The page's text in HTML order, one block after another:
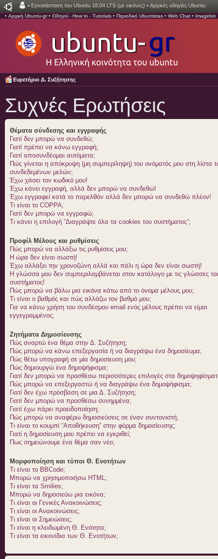
• Εγκατάσταση του Ubuntu 18.04 LTS (με εικόνες) • Αρχικές οδηγίες Ubuntu.
• Αρχική Ubuntu-gr• Οδηγοί - How to - Tutorials • Περιοδικό Ubuntistas • Web Chat • Imagebin
Ευρετήριο Δ. Συζήτησης
Συχνές Ερωτήσεις
Θέματα σύνδεσης και εγγραφής
Γιατί δεν μπορώ να συνδεθώ;
Γιατί πρέπει να κάνω εγγραφή;
Γιατί αποσυνδέομαι αυτόματα;
Πώς γίνεται η απόκρυψη (μη συμπερίληψη) του ονόματός μου στη λίστα
συνδεδεμένων μελών;
Έχω χάσει τον κωδικό μου!
Έχω κάνει εγγραφή, αλλά δεν μπορώ να συνδεθώ!
Έχω εγγραφεί κατά το παρελθόν αλλά δεν μπορώ να συνδεθώ πλέον!
Τι είναι το COPPA;
Γιατί δεν μπορώ να εγγραφώ;
Τι κάνει η επιλογή “Διαγράψτε όλα τα cookies του συστήματος”;
Προφίλ Μέλους και ρυθμίσεις
Πώς μπορώ να αλλάξω τις ρυθμίσεις μου;
Η ώρα δεν είναι σωστή!
Έχω αλλάξει την χρονοζώνη αλλά και πάλι η ώρα δεν είναι σωστή!
Η γλώσσα μου δεν συμπεριλαμβάνεται στον κατάλογο με τις γλώσσες
συστήματος!
Πώς μπορώ να βάλω μια εικόνα κάτω από το όνομα μέλους μου;
Τι είναι ο βαθμός και πώς αλλάζω τον βαθμό μου;
Για να κάνω χρήση του συνδέσμου email ενός μέλους πρέπει να είμαι
εγγεγραμμένος;
Ζητήματα Δημοσίευσης
Πώς αναρτώ ένα θέμα στην Δ. Συζήτηση;
Πώς μπορώ να κάνω επεξεργασία ή να διαγράψω ένα δημοσίευμα;
Πώς θέτω υπογραφή σε μία δημοσίευση μου;
Πώς δημιουργώ ένα δημοψήφισμα;
Γιατί δεν μπορώ να προσθέσω περισσότερες επιλογές στα
Πώς μπορώ να επεξεργαστώ ή να διαγράψω ένα δημοψήφισμα;
Γιατί δεν έχω πρόσβαση σε μια Δ. Συζήτηση;
Γιατί δεν μπορώ να προσθέσω συνημμένα;
Γιατί έχω πάρει προειδοποίηση;
Πώς μπορώ να αναφέρω δημοσιεύσεις σε έναν συντονιστή;
Τι είναι το κουμπί “Αποθήκευση” στην φόρμα δημοσίευσης;
Γιατί η δημοσίευση μου πρέπει να εγκριθεί;
Πως σημειώνουμε ένα θέμα σαν νέο;
Μορφοποίηση και τύποι Θ. Ενοτήτων
Τι είναι το BBCode;
Μπορώ να χρησιμοποιήσω HTML;
Τι είναι τα Smilies;
Μπορώ να δημοσιεύω μια εικόνα;
Τι είναι οι Γενικές Ανακοινώσεις;
Τι είναι οι Ανακοινώσεις;
Τι είναι οι Σημειώσεις;
Τι είναι η κλειδωμένη Θ. Ενότητα;
Τι είναι τα εικονίδια των Θ. Ενοτήτων;